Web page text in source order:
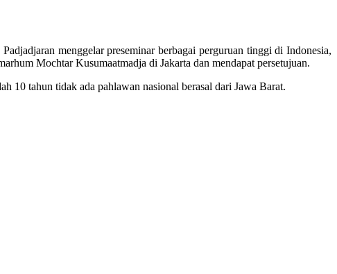
menggelar preseminar berbagai perguruan tinggi di Indonesia,
Mochtar Kusumaatmadja di Jakarta dan mendapat persetujuan.
10 tahun tidak ada pahlawan nasional berasal dari Jawa Barat.